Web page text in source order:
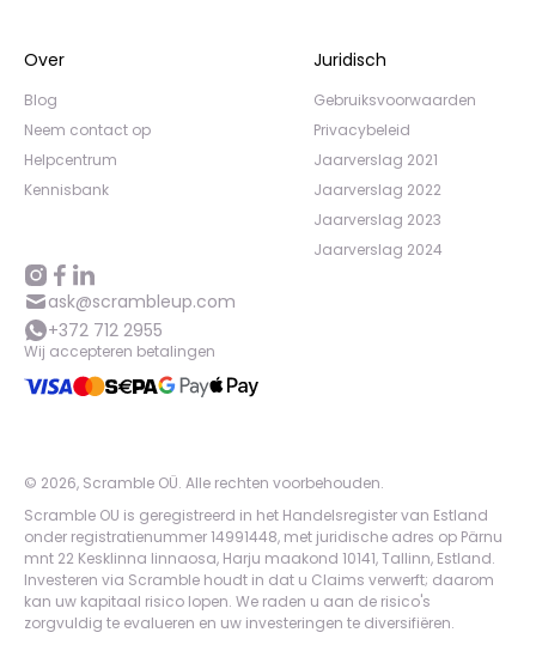
Over
Blog
Neem contact op
Helpcentrum
Kennisbank
Juridisch
Gebruiksvoorwaarden
Privacybeleid
Jaarverslag 2021
Jaarverslag 2022
Jaarverslag 2023
Jaarverslag 2024
ask@scrambleup.com
+372 712 2955
Wij accepteren betalingen
© 2026, Scramble OÜ. Alle rechten voorbehouden.
Scramble OU is geregistreerd in het Handelsregister van Estland
onder registratienummer 14991448, met juridische adres op Pärnu
mnt 22 Kesklinna linnaosa, Harju maakond 10141, Tallinn, Estland.
Investeren via Scramble houdt in dat u Claims verwerft; daarom
kan uw kapitaal risico lopen. We raden u aan de risico's
zorgvuldig te evalueren en uw investeringen te diversifiëren.